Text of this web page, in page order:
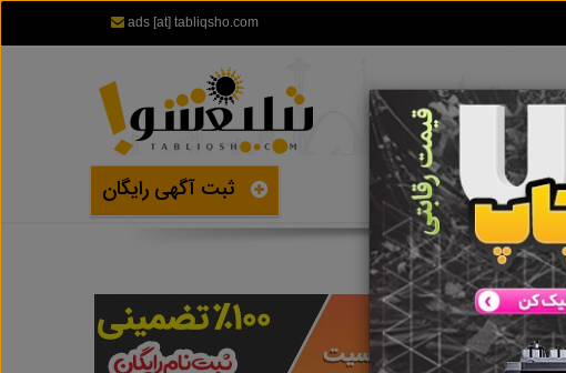
ads [at] tabliqsho.com
ثبت آگهی رایگان